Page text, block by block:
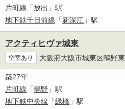
片町線 「放出 」駅
地下鉄千日前線 「新深江 」駅
アクティヒヴァ城東
空室あり 大阪府大阪市城東区鴫野東
築27年
片町線 「鴫野 」駅
地下鉄中央線 「緑橋 」駅